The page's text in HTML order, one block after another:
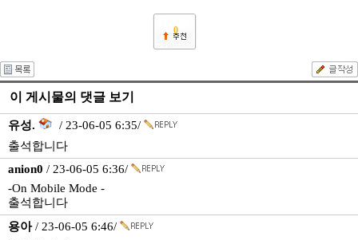
0
이 게시물의 댓글 보기
유성.
/ 23-06-05 6:35/
출석합니다
anion0 / 23-06-05 6:36/
-On Mobile Mode -
출석합니다
용아/ 23-06-05 6:46/